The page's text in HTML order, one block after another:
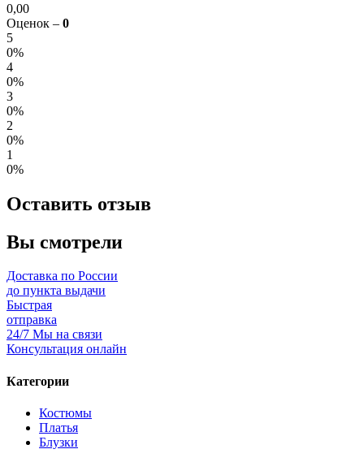
0,00
Оценок – 0
5
0%
4
0%
3
0%
2
0%
1
0%
Оставить отзыв
Вы смотрели
Доставка по России
до пункта выдачи
Быстрая
отправка
24/7 Мы на связи
Консультация онлайн
Категории
Костюмы
Платья
Блузки